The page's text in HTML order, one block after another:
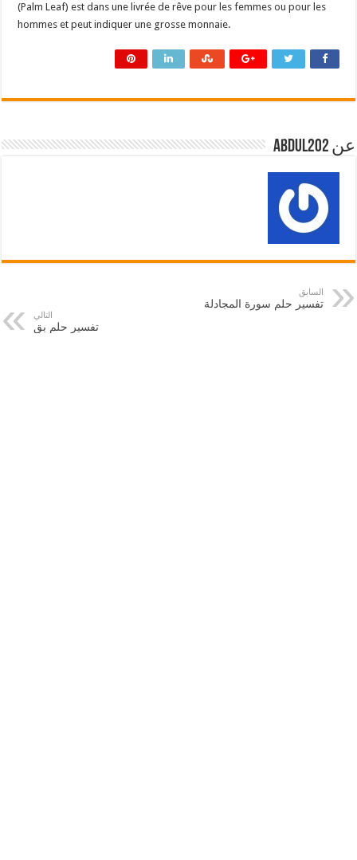
(Palm Leaf) est dans une livrée de rêve pour les femmes ou pour les
hommes et peut indiquer une grosse monnaie.
عن abdul202
السابق
تفسير حلم سورة المجادلة
التالي
تفسير حلم بق